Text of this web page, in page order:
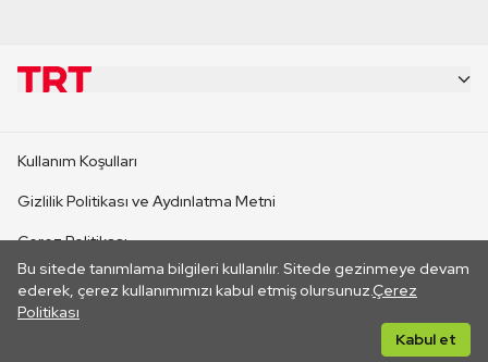
Bu sitede tanımlama bilgileri kullanılır. Sitede gezinmeye devam
ederek, çerez kullanımımızı kabul etmiş olursunuz.Çerez
Politikası
Kabul et
CANLI YAYINLAR
Kullanım Koşulları
Gizlilik Politikası ve Aydınlatma Metni
Çerez Politikası
İletişim
Her hakkı saklıdır. ©2026 TRT. Bağlantı yoluyla gidilen dış